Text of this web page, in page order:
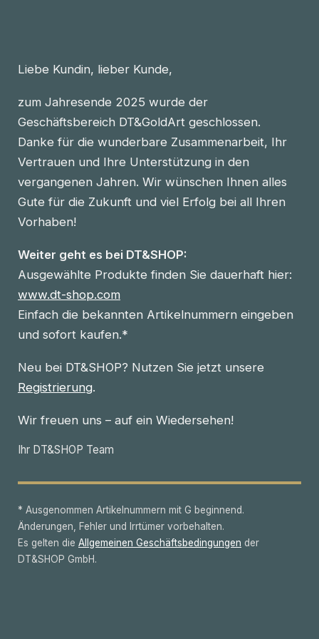
Liebe Kundin, lieber Kunde,
zum Jahresende 2025 wurde der
Geschäftsbereich DT&GoldArt geschlossen.
Danke für die wunderbare Zusammenarbeit, Ihr
Vertrauen und Ihre Unterstützung in den
vergangenen Jahren. Wir wünschen Ihnen alles
Gute für die Zukunft und viel Erfolg bei all Ihren
Vorhaben!
Weiter geht es bei DT&SHOP:
Ausgewählte Produkte finden Sie dauerhaft hier:
www.dt-shop.com
Einfach die bekannten Artikelnummern eingeben
und sofort kaufen.*
Neu bei DT&SHOP? Nutzen Sie jetzt unsere
Registrierung.
Wir freuen uns – auf ein Wiedersehen!
Ihr DT&SHOP Team
* Ausgenommen Artikelnummern mit G beginnend.
Änderungen, Fehler und Irrtümer vorbehalten.
Es gelten die Allgemeinen Geschäftsbedingungen der
DT&SHOP GmbH.